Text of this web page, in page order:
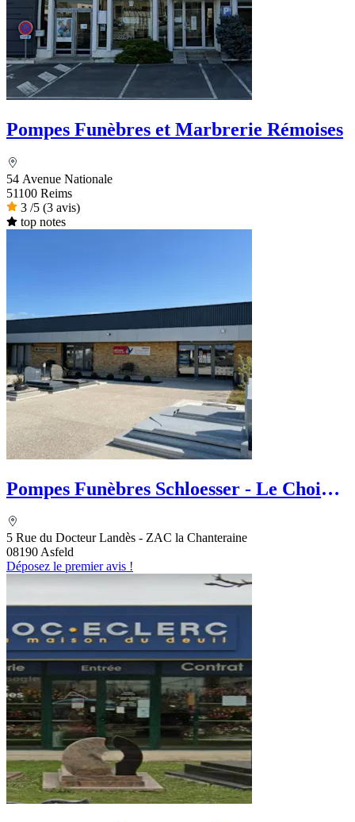
Pompes Funèbres et Marbrerie Rémoises
54 Avenue Nationale
51100 Reims
3 /5 (3 avis)
top notes
Pompes Funèbres Schloesser - Le Choix
5 Rue du Docteur Landès - ZAC la Chanteraine
08190 Asfeld
Déposez le premier avis !